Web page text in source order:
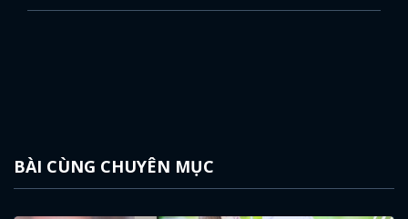
BÀI CÙNG CHUYÊN MỤC